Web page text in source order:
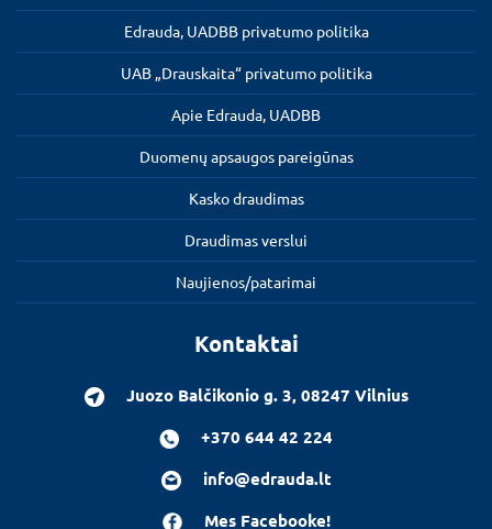
Edrauda, UADBB privatumo politika
UAB „Drauskaita“ privatumo politika
Apie Edrauda, UADBB
Duomenų apsaugos pareigūnas
Kasko draudimas
Draudimas verslui
Naujienos/patarimai
Kontaktai
Juozo Balčikonio g. 3, 08247 Vilnius
+370 644 42 224
info@edrauda.lt
Mes Facebooke!